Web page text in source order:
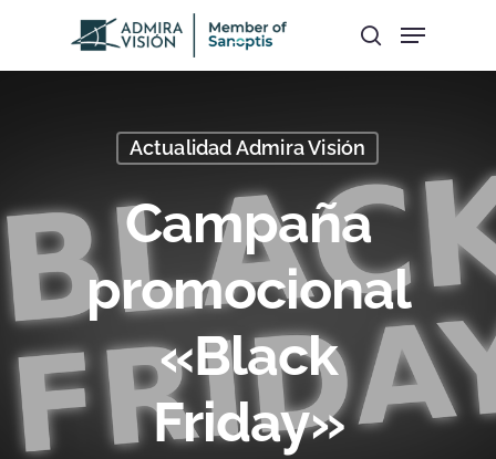
Hit enter to search or ESC to close
Actualidad Admira Visión
Campaña
promocional
«Black
Friday»